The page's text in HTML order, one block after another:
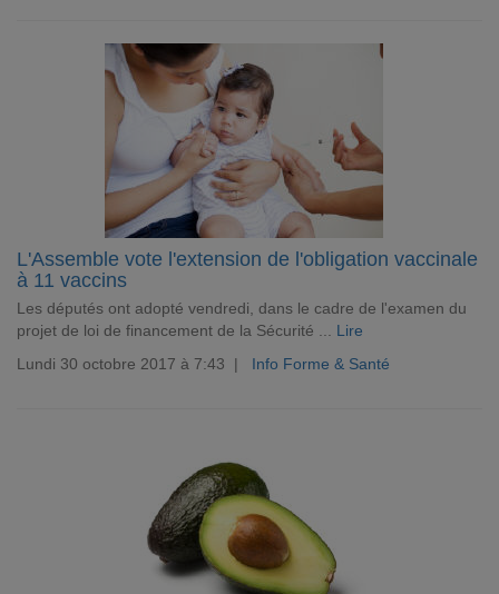
L'Assemble vote l'extension de l'obligation vaccinale
à 11 vaccins
Les députés ont adopté vendredi, dans le cadre de l'examen du
projet de loi de financement de la Sécurité ... Lire
Lundi 30 octobre 2017 à 7:43 | Info Forme & Santé